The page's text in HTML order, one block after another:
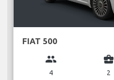
FIAT 500
group
4
business_center
2